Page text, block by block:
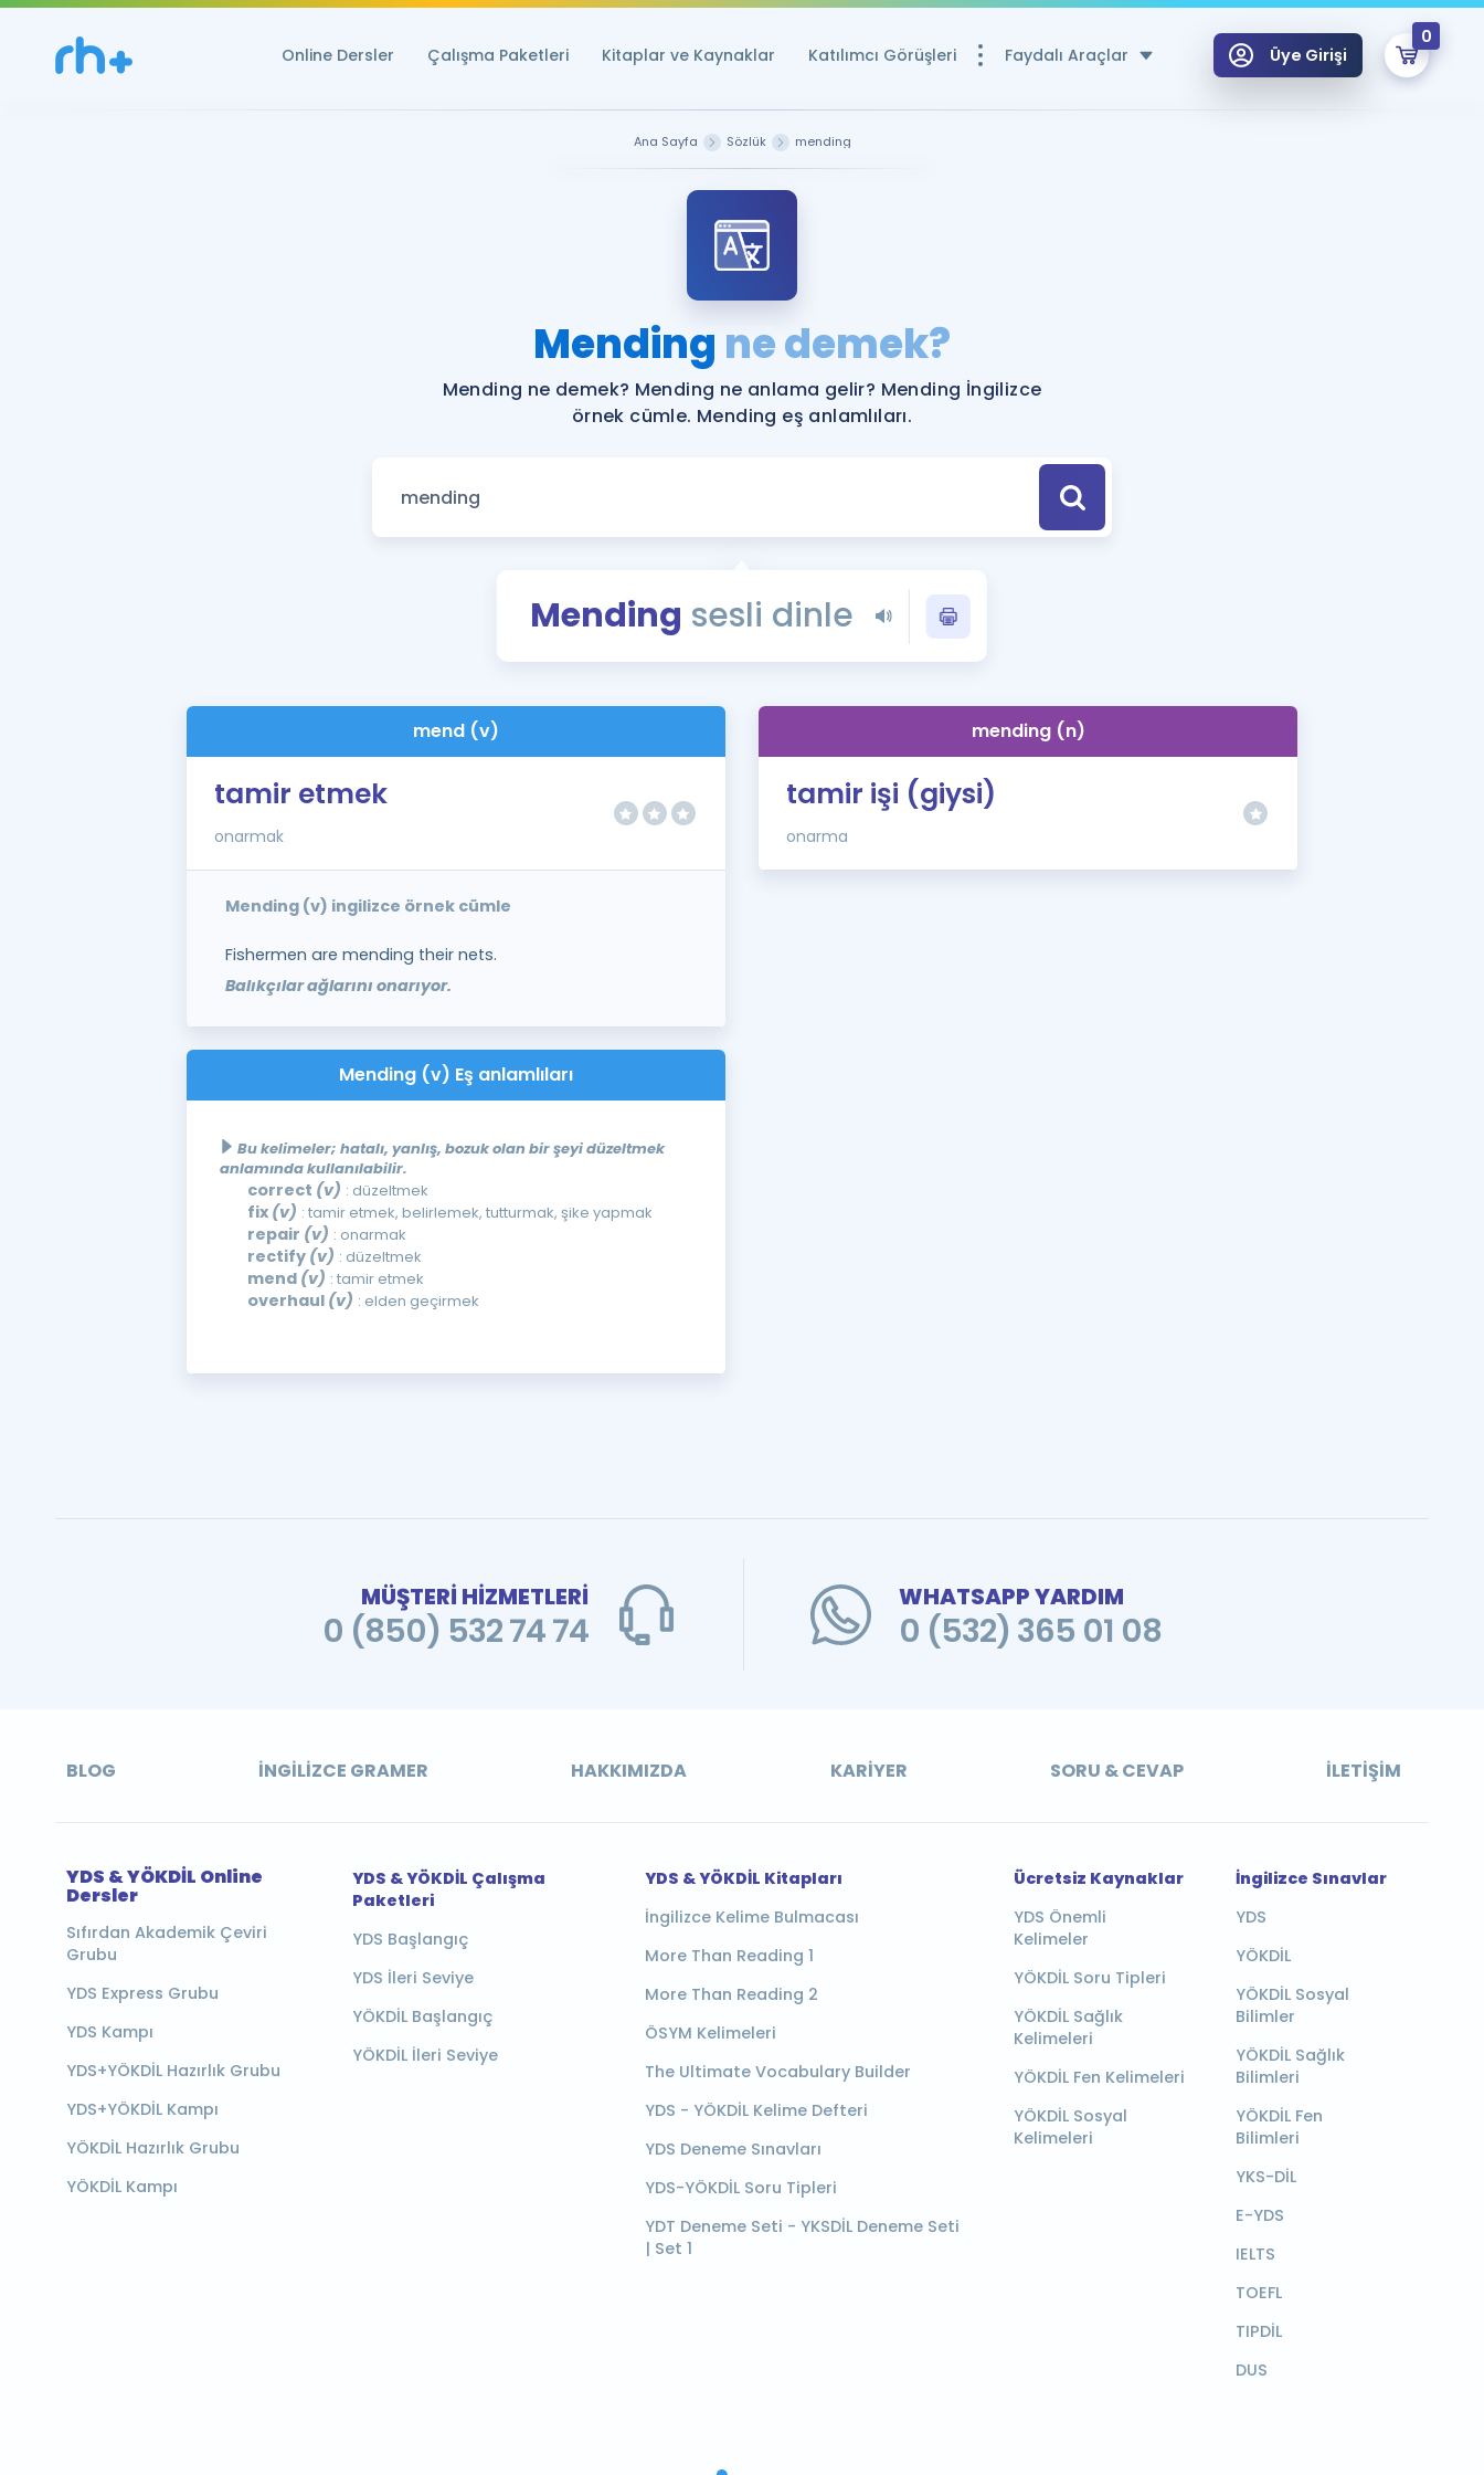
Online Dersler Çalışma Paketleri Kitaplar ve Kaynaklar Katılımcı Görüşleri Faydalı Araçlar
YDS ve YÖKDİL Puan Hesaplama Aracı
Rehberlik Aracı
YDS ve YÖKDİL'e Hazırlananlar için Öneriler
Tüm ÖSYM Sınavları Tek Takvimde
YDS - YÖKDİL Tüm Sınavlarla İlgili Haberler
İngilizce Gramer
Üye Girişi
0
Ana Sayfa Sözlük mending
Mending ne demek?
Mending ne demek? Mending ne anlama gelir? Mending İngilizce
örnek cümle. Mending eş anlamlıları.
Mending sesli dinle
mend (v)
tamir etmek
onarmak
Mending (v) ingilizce örnek cümle
Fishermen are mending their nets.
Balıkçılar ağlarını onarıyor.
Mending (v) Eş anlamlıları
Bu kelimeler; hatalı, yanlış, bozuk olan bir şeyi düzeltmek
anlamında kullanılabilir.
correct (v) : düzeltmek
fix (v) : tamir etmek, belirlemek, tutturmak, şike yapmak
repair (v) : onarmak
rectify (v) : düzeltmek
mend (v) : tamir etmek
overhaul (v) : elden geçirmek
mending (n)
tamir işi (giysi)
onarma
MÜŞTERİ HİZMETLERİ
0 (850) 532 74 74
WHATSAPP YARDIM
0 (532) 365 01 08
BLOG İNGILIZCE GRAMER HAKKIMIZDA KARIYER SORU & CEVAP İLETIŞIM
YDS & YÖKDİL Online
Dersler
Sıfırdan Akademik Çeviri
Grubu
YDS Express Grubu
YDS Kampı
YDS+YÖKDİL Hazırlık Grubu
YDS+YÖKDİL Kampı
YÖKDİL Hazırlık Grubu
YÖKDİL Kampı
YDS & YÖKDİL Çalışma
Paketleri
YDS Başlangıç
YDS İleri Seviye
YÖKDİL Başlangıç
YÖKDİL İleri Seviye
YDS & YÖKDİL Kitapları
İngilizce Kelime Bulmacası
More Than Reading 1
More Than Reading 2
ÖSYM Kelimeleri
The Ultimate Vocabulary Builder
YDS - YÖKDİL Kelime Defteri
YDS Deneme Sınavları
YDS-YÖKDİL Soru Tipleri
YDT Deneme Seti - YKSDİL Deneme Seti
| Set 1
Ücretsiz Kaynaklar
YDS Önemli
Kelimeler
YÖKDİL Soru Tipleri
YÖKDİL Sağlık
Kelimeleri
YÖKDİL Fen Kelimeleri
YÖKDİL Sosyal
Kelimeleri
İngilizce Sınavlar
YDS
YÖKDİL
YÖKDİL Sosyal
Bilimler
YÖKDİL Sağlık
Bilimleri
YÖKDİL Fen
Bilimleri
YKS-DİL
E-YDS
IELTS
TOEFL
TIPDİL
DUS